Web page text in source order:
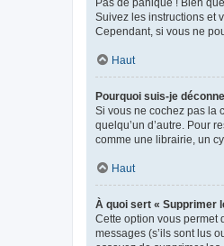
Suivez les instructions et
Cependant, si vous ne
Haut
Pourquoi suis-je
Si vous ne cochez pas la
quelqu’un d’autre. Pour
comme une librairie, un
Haut
À quoi sert « Supprimer
Cette option vous permet
messages (s’ils sont lus